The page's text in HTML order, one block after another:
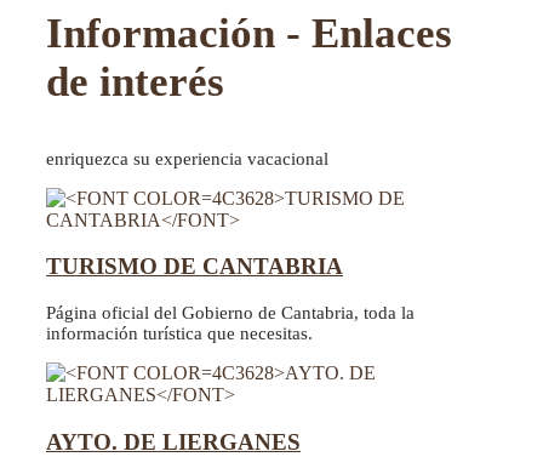
Información - Enlaces
de interés
enriquezca su experiencia vacacional
TURISMO DE CANTABRIA
Página oficial del Gobierno de Cantabria, toda la
información turística que necesitas.
AYTO. DE LIERGANES